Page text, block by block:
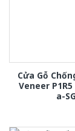
Cửa Gỗ
Veneer
a-